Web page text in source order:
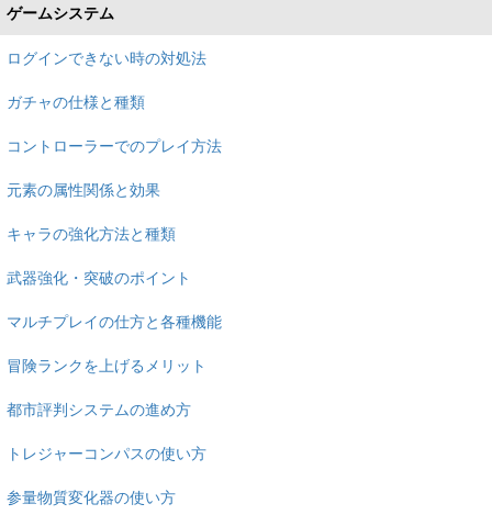
ゲームシステム
ログインできない時の対処法
ガチャの仕様と種類
コントローラーでのプレイ方法
元素の属性関係と効果
キャラの強化方法と種類
武器強化・突破のポイント
マルチプレイの仕方と各種機能
冒険ランクを上げるメリット
都市評判システムの進め方
トレジャーコンパスの使い方
参量物質変化器の使い方